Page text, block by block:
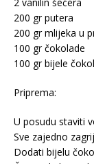
2 vanilin šećera
200 gr putera
200 gr mlijeka u
100 gr čokolade
100 gr bijele
Priprema:
U posudu staviti
Sve zajedno
Dodati bijelu